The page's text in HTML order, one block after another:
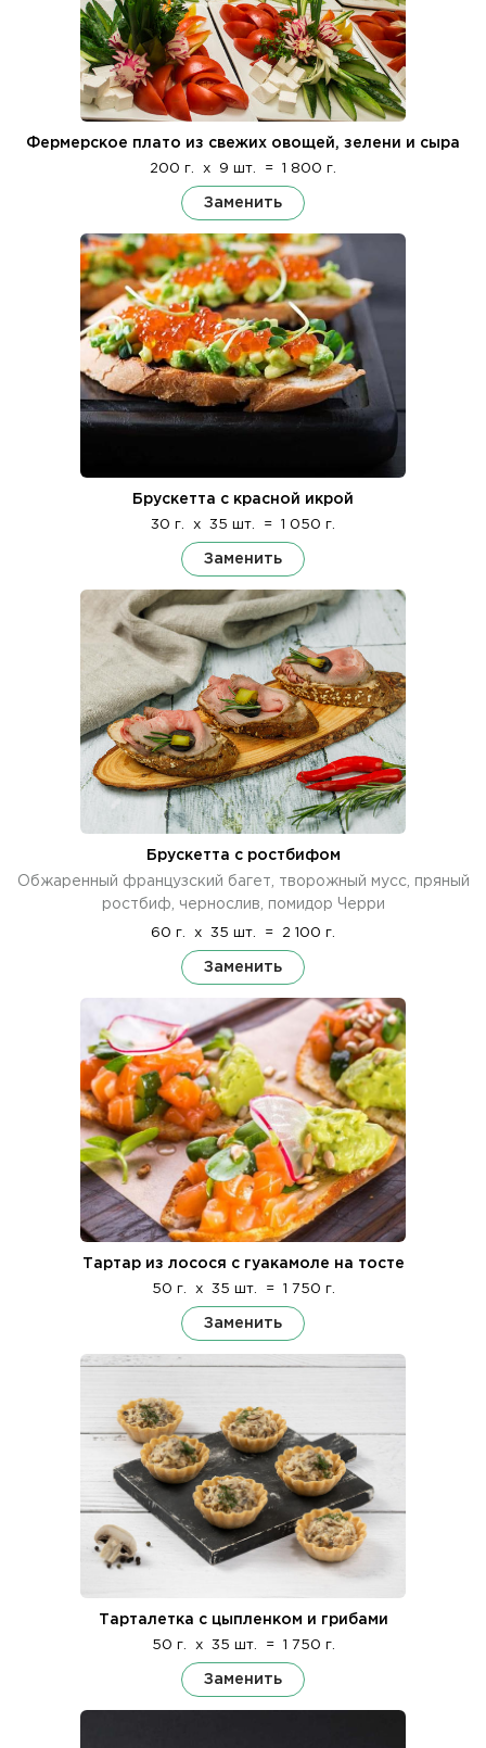
Фермерское плато из свежих овощей, зелени и сыра
200 г. x 9 шт. = 1 800 г.
Заменить
Брускетта с красной икрой
30 г. x 35 шт. = 1 050 г.
Заменить
Брускетта с ростбифом
Обжаренный французский багет, творожный мусс, пряный
ростбиф, чернослив, помидор Черри
60 г. x 35 шт. = 2 100 г.
Заменить
Тартар из лосося с гуакамоле на тосте
50 г. x 35 шт. = 1 750 г.
Заменить
Тарталетка с цыпленком и грибами
50 г. x 35 шт. = 1 750 г.
Заменить